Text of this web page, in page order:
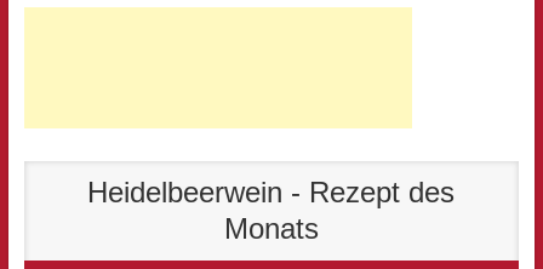
Heidelbeerwein - Rezept des
Monats